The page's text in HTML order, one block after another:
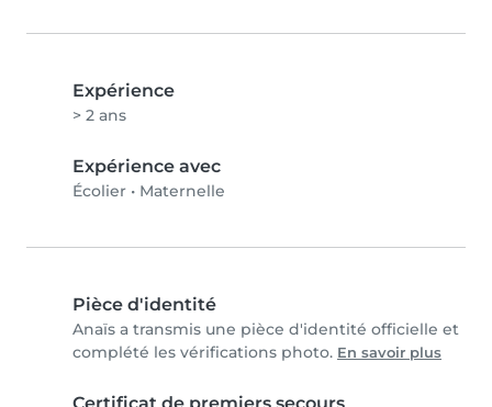
Expérience
> 2 ans
Expérience avec
Écolier • Maternelle
Pièce d'identité
Anaïs a transmis une pièce d'identité officielle et
complété les vérifications photo. En savoir plus